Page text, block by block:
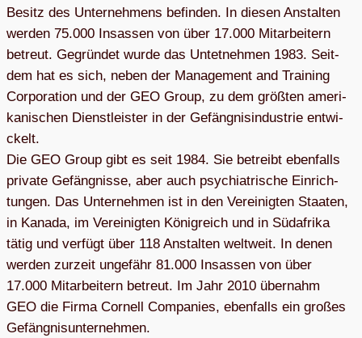
Besitz des Unter­neh­mens befin­den. In die­sen Anstal­ten
wer­den 75.000 Insas­sen von über 17.000 Mit­ar­bei­tern
betreut. Gegrün­det wurde das Untet­neh­men 1983. Seit­
dem hat es sich, neben der Manage­ment and Trai­ning
Cor­po­ra­tion und der GEO Group, zu dem größ­ten ame­ri­
ka­ni­schen Dienst­leis­ter in der Gefäng­nis­in­dus­trie ent­wi­
ckelt.
Die GEO Group gibt es seit 1984. Sie betreibt eben­falls
pri­vate Gefäng­nisse, aber auch psych­ia­tri­sche Ein­rich­
tun­gen. Das Unter­neh­men ist in den Ver­ei­nig­ten Staa­ten,
in Kanada, im Ver­ei­nig­ten König­reich und in Süd­afrika
tätig und ver­fügt über 118 Anstal­ten welt­weit. In denen
wer­den zur­zeit unge­fähr 81.000 Insas­sen von über
17.000 Mit­ar­bei­tern betreut. Im Jahr 2010 über­nahm
GEO die Firma Cor­nell Com­pa­nies, eben­falls ein gro­ßes
Gefäng­nis­un­ter­neh­men.